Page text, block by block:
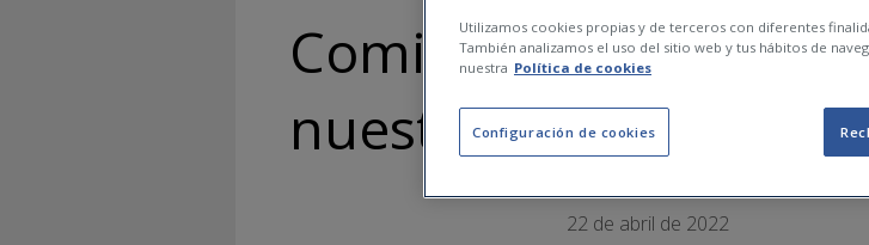
Comida basura:
nuestra salud?
22 de abril de 2022
Utilizamos cookies propias y de terceros con diferentes
También analizamos el uso del sitio web y tus hábitos de
nuestra Política de cookies
Configuración de cookies